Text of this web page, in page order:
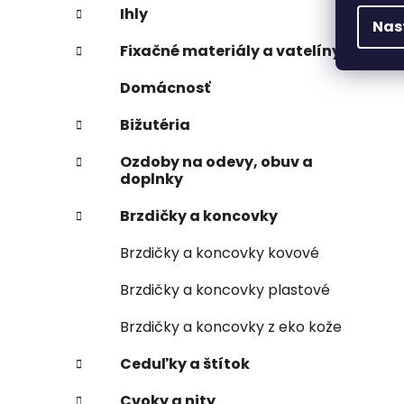
Ihly
Fixačné materiály a vatelíny
Domácnosť
Bižutéria
Ozdoby na odevy, obuv a
doplnky
Brzdičky a koncovky
Brzdičky a koncovky kovové
Brzdičky a koncovky plastové
Brzdičky a koncovky z eko kože
Ceduľky a štítok